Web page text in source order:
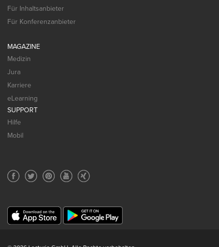
Für Inhaltsanbieter
Für Konferenzanbieter
MAGAZINE
Medizin
Jura
Karriere
eLearning
SUPPORT
Hilfe
Mobil